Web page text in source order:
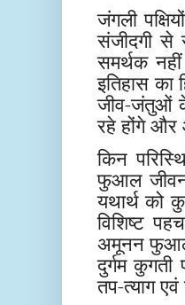
जंगली
संजीदगी से
समर्थक
इतिहास का
जीव-जंतुओं
रहे होंगे और
किन
फुआल
यथार्थ को
विशिष्ट
अमूनन
दुर्गम
तप-त्याग